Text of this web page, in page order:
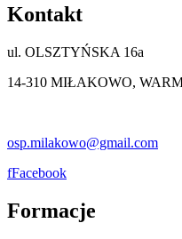
Kontakt
ul. OLSZTYŃSKA 16a
14-310 MIŁAKOWO,
osp.milakowo@gmail.com
fFacebook
Formacje